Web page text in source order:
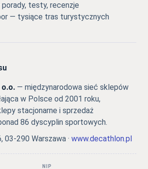
testy, recenzje
— tysiące tras turystycznych
— międzynarodowa sieć sklepów
w Polsce od 2001 roku,
stacjonarne i sprzedaż
86 dyscyplin sportowych.
03-290 Warszawa · www.decathlon.pl
NIP